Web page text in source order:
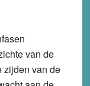
van de
zijden van de